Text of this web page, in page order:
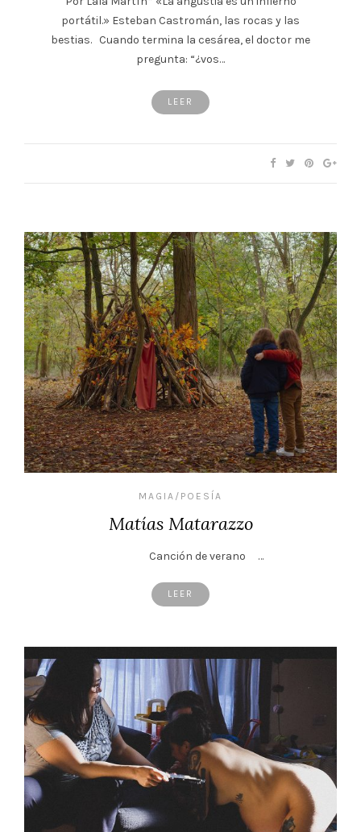
portátil.» Esteban Castromán, las rocas y las
bestias. Cuando termina la cesárea, el doctor me
pregunta: “¿vos…
LEER
MAGIA/POESÍA
Matías Matarazzo
Canción de verano …
LEER